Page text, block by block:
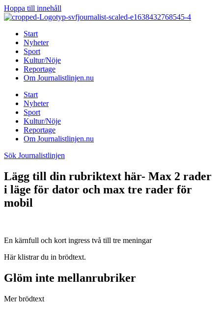
Hoppa till innehåll
Start
Nyheter
Sport
Kultur/Nöje
Reportage
Om Journalistlinjen.nu
Start
Nyheter
Sport
Kultur/Nöje
Reportage
Om Journalistlinjen.nu
Sök Journalistlinjen
Lägg till din rubriktext här- Max 2 rader
i läge för dator och max tre rader för
mobil
En kärnfull och kort ingress två till tre meningar
Här klistrar du in brödtext.
Glöm inte mellanrubriker
Mer brödtext